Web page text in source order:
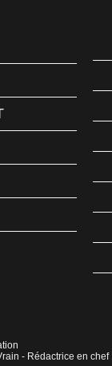
- Rédactrice en chef